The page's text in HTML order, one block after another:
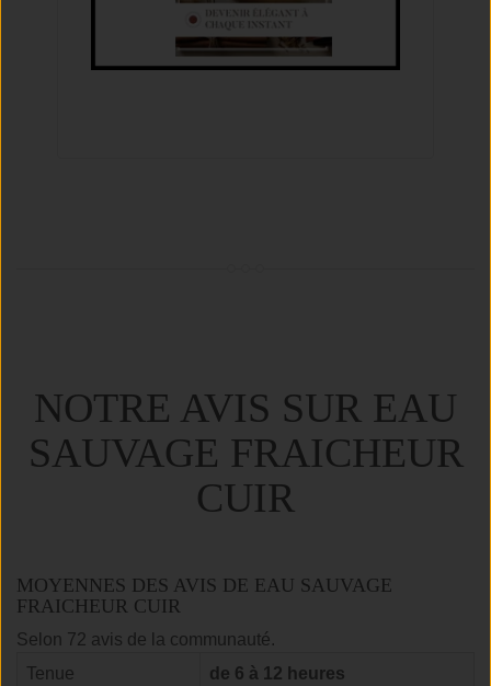
NOTRE AVIS SUR EAU
SAUVAGE FRAICHEUR
CUIR
MOYENNES DES AVIS DE EAU SAUVAGE
FRAICHEUR CUIR
Selon 72 avis de la communauté.
Tenue
de 6 à 12 heures